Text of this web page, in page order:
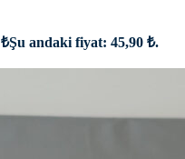
₺Şu andaki fiyat: 45,90 ₺.